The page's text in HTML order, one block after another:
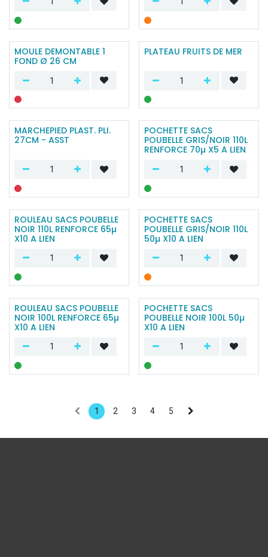
MOULE DEMONTABLE 1
FOND Ø 26 CM
PLATEAU FRUITS DE MER
MARCHEPIED PLAST. PLI.
27CM - ASST
POCHETTE SACS
POUBELLE GRIS/NOIR 110L
RENFORCE 70µ X5 A LIEN
ROULEAU SACS POUBELLE
NOIR 110L RENFORCE 65µ
X10 A LIEN
POCHETTE SACS
POUBELLE GRIS/NOIR 110L
50µ X10 A LIEN
ROULEAU SACS POUBELLE
NOIR 100L RENFORCE 65µ
X10 A LIEN
POCHETTE SACS
POUBELLE NOIR 100L 50µ
X10 A LIEN
1 2 3 4 5